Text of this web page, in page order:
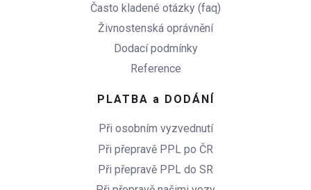
Často kladené otázky (faq)
Živnostenská oprávnění
Dodací podmínky
Reference
PLATBA a DODÁNÍ
Při osobním vyzvednutí
Při přepravě PPL po ČR
Při přepravě PPL do SR